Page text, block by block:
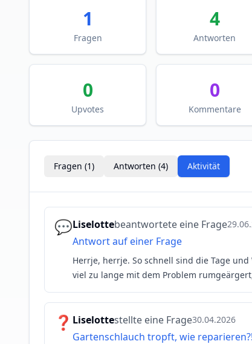
1
Fragen
4
Antworten
0
Upvotes
0
Kommentare
Fragen (1) Antworten (4) Aktivität
💬Liselottebeantwortete eine Frage
Antwort auf einer Frage
Herrje, herrje. So schnell sind die Tage
viel zu lange mit dem Problem
(doch
❓ Liselottestellte eine Frage30.04.2026
Gartenschlauch tropft, wie reparieren?!